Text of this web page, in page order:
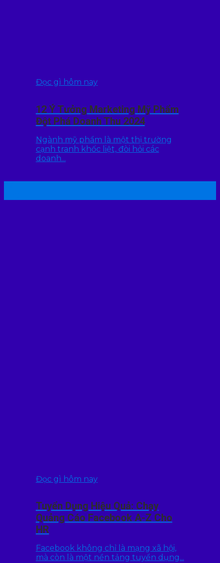
Đọc gì hôm nay
12 Ý Tưởng Marketing Mỹ Phẩm
Đột Phá Doanh Thu 2024
Ngành mỹ phẩm là một thị trường
cạnh tranh khốc liệt, đòi hỏi các
doanh...
Đọc gì hôm nay
Tuyển Dụng Hiệu Quả: Chạy
Quảng Cáo Facebook A-Z Cho
HR
Facebook không chỉ là mạng xã hội,
mà còn là một nền tảng tuyển dụng...